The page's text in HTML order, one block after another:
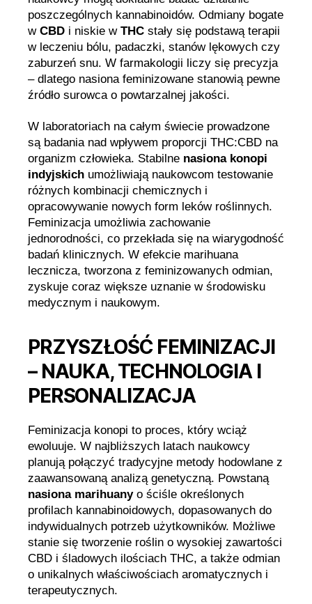
poszczególnych kannabinoidów. Odmiany bogate
w CBD i niskie w THC stały się podstawą terapii
w leczeniu bólu, padaczki, stanów lękowych czy
zaburzeń snu. W farmakologii liczy się precyzja
– dlatego nasiona feminizowane stanowią pewne
źródło surowca o powtarzalnej jakości.
W laboratoriach na całym świecie prowadzone
są badania nad wpływem proporcji THC:CBD na
organizm człowieka. Stabilne nasiona konopi
indyjskich umożliwiają naukowcom testowanie
różnych kombinacji chemicznych i
opracowywanie nowych form leków roślinnych.
Feminizacja umożliwia zachowanie
jednorodności, co przekłada się na wiarygodność
badań klinicznych. W efekcie marihuana
lecznicza, tworzona z feminizowanych odmian,
zyskuje coraz większe uznanie w środowisku
medycznym i naukowym.
PRZYSZŁOŚĆ FEMINIZACJI
– NAUKA, TECHNOLOGIA I
PERSONALIZACJA
Feminizacja konopi to proces, który wciąż
ewoluuje. W najbliższych latach naukowcy
planują połączyć tradycyjne metody hodowlane z
zaawansowaną analizą genetyczną. Powstaną
nasiona marihuanyo ściśle określonych
profilach kannabinoidowych, dopasowanych do
indywidualnych potrzeb użytkowników. Możliwe
stanie się tworzenie roślin o wysokiej zawartości
CBD i śladowych ilościach THC, a także odmian
o unikalnych właściwościach aromatycznych i
terapeutycznych.